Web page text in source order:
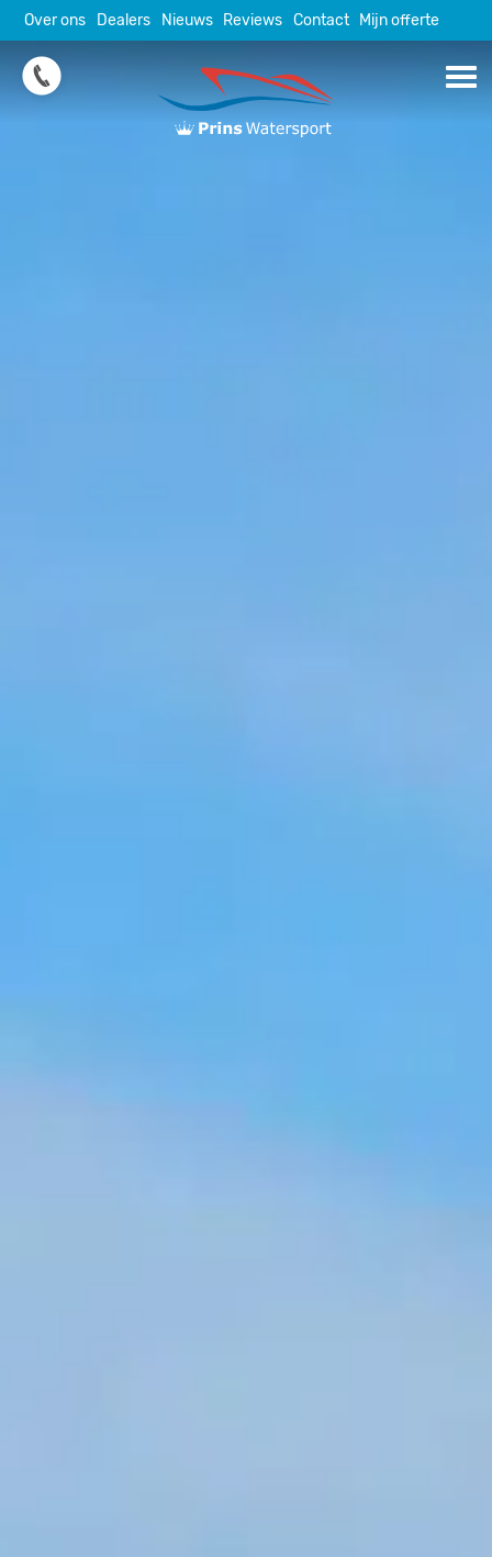
Skip
to
content
Over ons Dealers Nieuws Reviews Contact Mijn offerte